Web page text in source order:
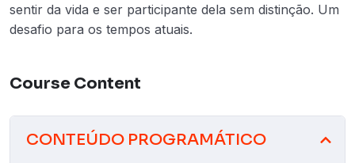
sentir da vida e ser participante dela sem distinção. Um
desafio para os tempos atuais.
Course Content
CONTEÚDO PROGRAMÁTICO